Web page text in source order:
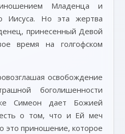
Младенца и
Иисуса. Но эта жертва
принесенный Девой
время на голгофском
освобождение
боголишенности
Симеон дает Божией
о том, что и Ей меч
это приношение, которое